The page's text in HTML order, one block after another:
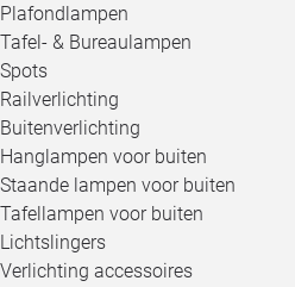
Plafondlampen
Tafel- & Bureaulampen
Spots
Railverlichting
Buitenverlichting
Hanglampen voor buiten
Staande lampen voor buiten
Tafellampen voor buiten
Lichtslingers
Verlichting accessoires